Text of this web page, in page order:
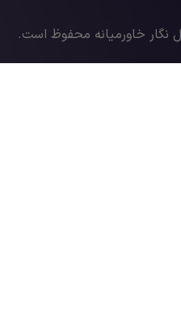
نگار خاورمیانه محفوظ است.